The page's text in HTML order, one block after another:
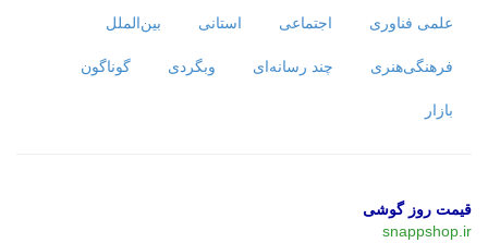
علمی فناوری اجتماعی استانی بین‌الملل
فرهنگی‌هنری چند رسانه‌ای وبگردی گوناگون
بازار
قیمت روز گوشی
snappshop.ir